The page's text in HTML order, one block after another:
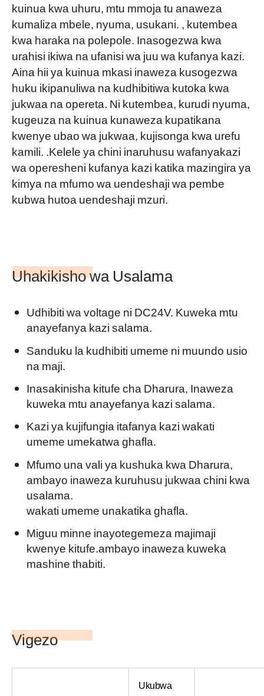
kuinua kwa uhuru, mtu mmoja tu anaweza
kumaliza mbele, nyuma, usukani. , kutembea
kwa haraka na polepole. Inasogezwa kwa
urahisi ikiwa na ufanisi wa juu wa kufanya kazi.
Aina hii ya kuinua mkasi inaweza kusogezwa
huku ikipanuliwa na kudhibitiwa kutoka kwa
jukwaa na opereta. Ni kutembea, kurudi nyuma,
kugeuza na kuinua kunaweza kupatikana
kwenye ubao wa jukwaa, kujisonga kwa urefu
kamili. .Kelele ya chini inaruhusu wafanyakazi
wa operesheni kufanya kazi katika mazingira ya
kimya na mfumo wa uendeshaji wa pembe
kubwa hutoa uendeshaji mzuri.
Uhakikisho wa Usalama
Udhibiti wa voltage ni DC24V. Kuweka mtu
anayefanya kazi salama.
Sanduku la kudhibiti umeme ni muundo usio
na maji.
Inasakinisha kitufe cha Dharura, Inaweza
kuweka mtu anayefanya kazi salama.
Kazi ya kujifungia itafanya kazi wakati
umeme umekatwa ghafla.
Mfumo una vali ya kushuka kwa Dharura,
ambayo inaweza kuruhusu jukwaa chini kwa
usalama.
wakati umeme unakatika ghafla.
Miguu minne inayotegemeza majimaji
kwenye kitufe.ambayo inaweza kuweka
mashine thabiti.
Vigezo
Ukubwa